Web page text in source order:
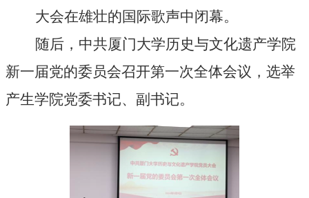
大会在雄壮的国际歌声中闭幕。
随后，中共厦门大学历史与文化遗产学院
新一届党的委员会召开第一次全体会议 ，选举
产生学院党委书记、副书记。